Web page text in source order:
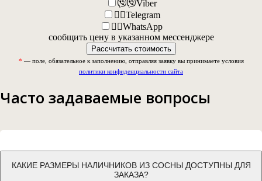
Viber
Telegram
WhatsApp
сообщить цену в указанном мессенджере
Рассчитать стоимость
* — поле, обязательное к заполнению, отправляя заявку вы принимаете условия
политики конфиденциальности сайта
Address
Часто задаваемые вопросы
КАКИЕ РАЗМЕРЫ НАЛИЧНИКОВ ИЗ СОСНЫ ДОСТУПНЫ ДЛЯ
ЗАКАЗА?